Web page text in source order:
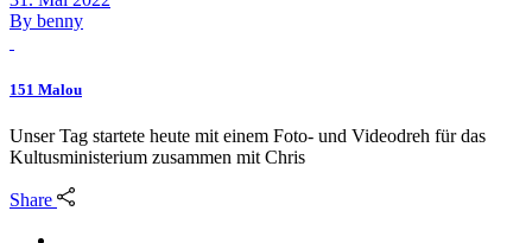
By benny
151 Malou
Unser Tag startete heute mit einem Foto- und Videodreh für das
Kultusministerium zusammen mit Chris
Share